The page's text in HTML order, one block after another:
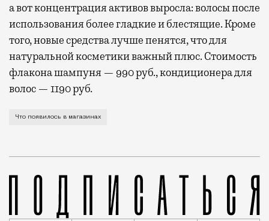
а вот концентрация активов выросла: волосы после
использования более гладкие и блестящие. Кроме
того, новые средства лучше пенятся, что для
натуральной косметики важный плюс. Стоимость
флакона шампуня — 990 руб., кондиционера для
волос — 1190 руб.
Нарядная посуда для куличей, яиц и пасхи,
Что появилось в магазинах